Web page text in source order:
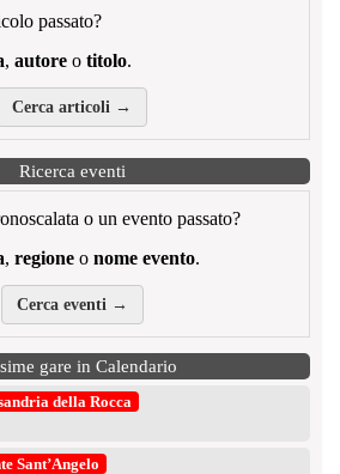
passato?
, autore o titolo.
Cerca articoli →
Ricerca eventi
o un evento passato?
, regione o nome evento.
Cerca eventi →
gare in Calendario
della Rocca
Sant’Angelo